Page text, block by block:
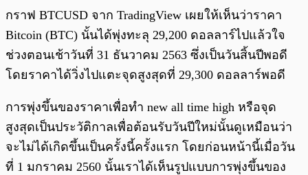
กราฟ BTCUSD จาก TradingView เผยให้เห็นว่าราคา
Bitcoin (BTC) นั้นได้พุ่งทะลุ 29,200 ดอลลาร์ไปแล้วใจ
ช่วงตอนเช้าวันที่ 31 ธันวาคม 2563 ซึ่งเป็นวันสิ้นปีพอดี
โดยราคาได้วิ่งไปแตะจุดสูงสุดที่ 29,300 ดอลลาร์พอดี
การพุ่งขึ้นของราคาเพื่อทำ new all time high หรือจุด
สูงสุดเป็นประวัติกาลเพื่อต้อนรับวันปีใหม่นั้นดูเหมือนว่า
จะไม่ได้เกิดขึ้นเป็นครั้งนี้ครั้งแรก โดยก่อนหน้านี้เมื่อวัน
ที่ 1 มกราคม 2560 นั้นเราได้เห็นรูปแบบการพุ่งขึ้นของ